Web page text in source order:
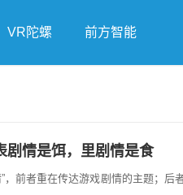
VR陀螺 前方智能
剧情是饵，里剧情是食
，前者重在传达游戏剧情的主题；后